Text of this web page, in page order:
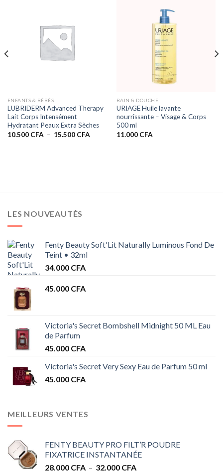
ENFANTS & BÉBÉS
LUBRIDERM Advanced Therapy
Lait Corps Intensément
Hydratant Peaux Extra Sèches
10.500 CFA – 15.500 CFAPlage
BAIN & DOUCHE
URIAGE Huile lavante
nourrissante – Visage & Corps
500 ml
11.000 CFA
LES NOUVEAUTÉS
Fenty Beauty Soft'Lit Naturally Luminous Fond De
Teint • 32ml
34.000 CFA
45.000 CFA
Victoria's Secret Bombshell Midnight 50 ML Eau
de Parfum
45.000 CFA
Victoria's Secret Very Sexy Eau de Parfum 50 ml
45.000 CFA
MEILLEURS VENTES
FENTY BEAUTY PRO FILT’R POUDRE
FIXATRICE INSTANTANÉE
28.000 CFA – 32.000 CFAPlage